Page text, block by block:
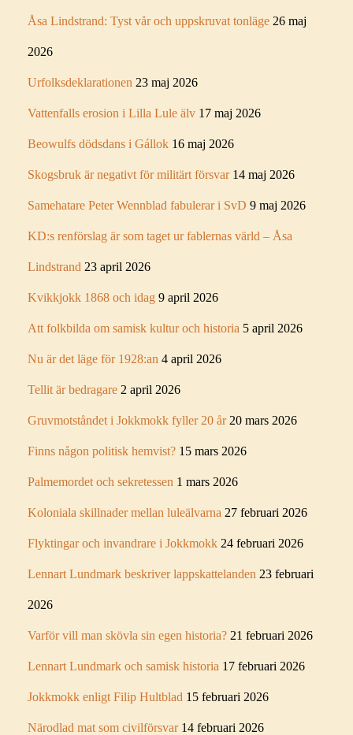
Åsa Lindstrand: Tyst vår och uppskruvat tonläge 26 maj
2026
Urfolksdeklarationen 23 maj 2026
Vattenfalls erosion i Lilla Lule älv 17 maj 2026
Beowulfs dödsdans i Gállok 16 maj 2026
Skogsbruk är negativt för militärt försvar 14 maj 2026
Samehatare Peter Wennblad fabulerar i SvD 9 maj 2026
KD:s renförslag är som taget ur fablernas värld – Åsa
Lindstrand 23 april 2026
Kvikkjokk 1868 och idag 9 april 2026
Att folkbilda om samisk kultur och historia 5 april 2026
Nu är det läge för 1928:an 4 april 2026
Tellit är bedragare 2 april 2026
Gruvmotståndet i Jokkmokk fyller 20 år 20 mars 2026
Finns någon politisk hemvist? 15 mars 2026
Palmemordet och sekretessen 1 mars 2026
Koloniala skillnader mellan luleälvarna 27 februari 2026
Flyktingar och invandrare i Jokkmokk 24 februari 2026
Lennart Lundmark beskriver lappskattelanden 23 februari
2026
Varför vill man skövla sin egen historia? 21 februari 2026
Lennart Lundmark och samisk historia 17 februari 2026
Jokkmokk enligt Filip Hultblad 15 februari 2026
Närodlad mat som civilförsvar 14 februari 2026